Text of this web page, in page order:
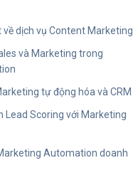
về dịch vụ Content Marketing
và Marketing trong
tự động hóa và CRM
Lead Scoring với Marketing
Automation doanh